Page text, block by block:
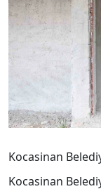
Kocasinan
Kocasinan